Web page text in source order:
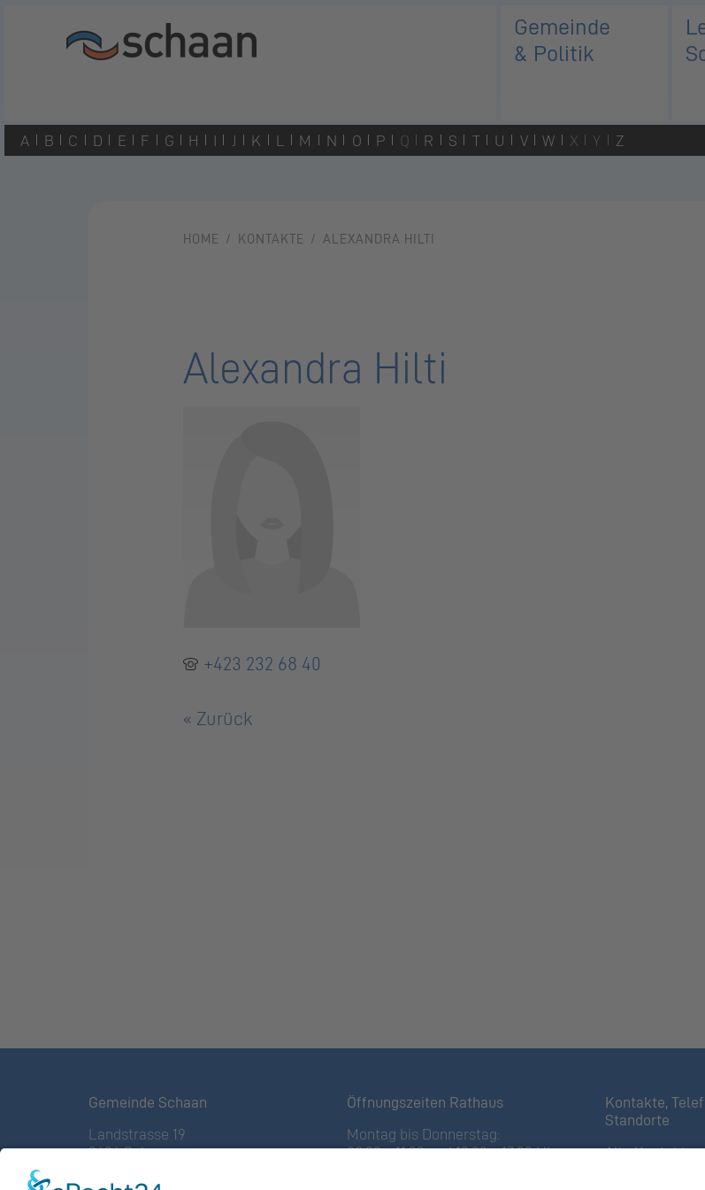
Gemeinde
& Politik
A B C D E F G H I J K L M N O P Q R S T U V W X Y Z
HOME KONTAKTE ALEXANDRA HILTI
Alexandra Hilti
+423 232 68 40
« Zurück
Gemeinde Schaan
Landstrasse 19
9494 Schaan
Öffnungszeiten Rathaus
Montag bis Donnerstag:
08:00 – 11:30 und 13:30 – 17:00 Uhr
Kontakte,
Standorte
Alle Kontakte